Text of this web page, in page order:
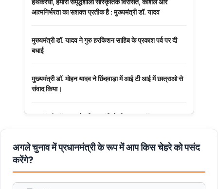
हथकरघा, हमारी समृद्धशाली सांस्कृतिक विरासत, कौशल और
आत्मनिर्भरता का सशक्त प्रतीक है : मुख्यमंत्री डॉ. यादव
मुख्यमंत्री डॉ. यादव ने गुरु हरकिशन साहिब के प्रकाश पर्व पर दी
बधाई
मुख्यमंत्री डॉ. मोहन यादव ने छिंदवाड़ा में आई टी आई में छात्राओ से
संवाद किया।
मुख्यमंत्री डॉ. यादव ने हरित क्रांति के शिल्पकार डॉ. एम.एस.
स्वामीनाथन की जयंती पर किया नमन
मुख्यमंत्री डॉ. यादव ने बाबूलाल जैन की पुण्यतिथि पर किया नमन
मुख्यमंत्री डॉ. यादव ने गुरुदेव रवीन्द्रनाथ टैगोर की पुण्यतिथि पर की
अगले चुनाव में प्रधानमंत्री के रूप में आप किस चेहरे को पसंद
करेंगे?